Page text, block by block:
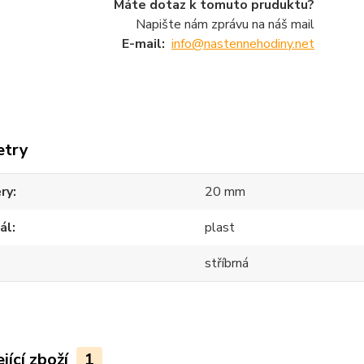
Máte dotaz k tomuto pruduktu?
Napište nám zprávu na náš mail
E-mail: info@nastennehodiny.net
20 mm
plast
stříbrná